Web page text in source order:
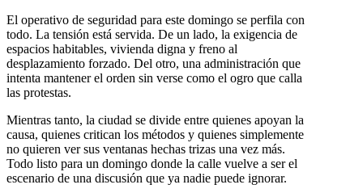
El operativo de seguridad para este domingo se perfila con
todo. La tensión está servida. De un lado, la exigencia de
espacios habitables, vivienda digna y freno al
desplazamiento forzado. Del otro, una administración que
intenta mantener el orden sin verse como el ogro que calla
las protestas.
Mientras tanto, la ciudad se divide entre quienes apoyan la
causa, quienes critican los métodos y quienes simplemente
no quieren ver sus ventanas hechas trizas una vez más.
Todo listo para un domingo donde la calle vuelve a ser el
escenario de una discusión que ya nadie puede ignorar.